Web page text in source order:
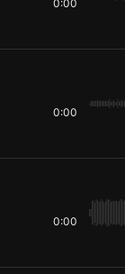
0:00
0:00
0:00